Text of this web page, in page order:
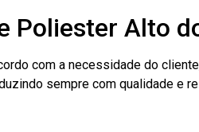
Poliester Alto
com a necessidade do
sempre com qualidade e